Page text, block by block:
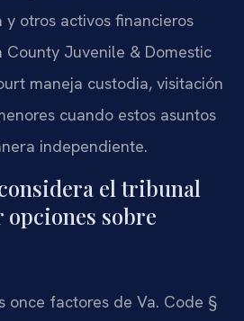
otros activos financieros
County Juvenile & Domestic
maneja custodia, visitación
cuando estos asuntos
independiente.
el tribunal
sobre
once factores de Va. Code §